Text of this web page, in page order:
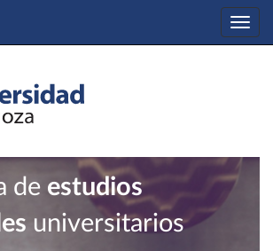
de estudios
universitarios